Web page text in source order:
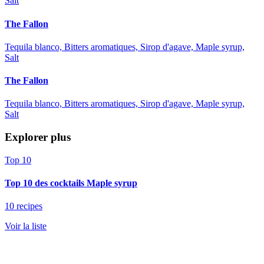
The Fallon
Tequila blanco, Bitters aromatiques, Sirop d'agave, Maple syrup,
Salt
The Fallon
Tequila blanco, Bitters aromatiques, Sirop d'agave, Maple syrup,
Salt
Explorer plus
Top 10
Top 10 des cocktails Maple syrup
10 recipes
Voir la liste